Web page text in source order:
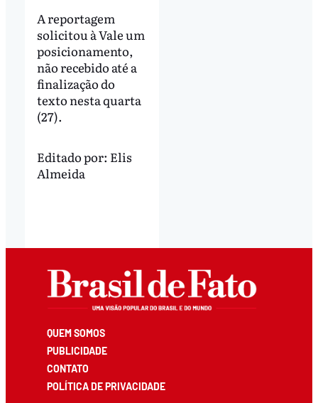
A reportagem
solicitou à Vale um
posicionamento,
não recebido até a
finalização do
texto nesta quarta
(27).
Editado por: Elis
Almeida
QUEM SOMOS
PUBLICIDADE
CONTATO
POLÍTICA DE PRIVACIDADE